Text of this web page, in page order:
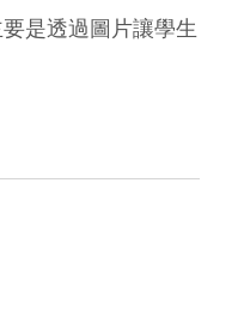
是透過圖片讓學生